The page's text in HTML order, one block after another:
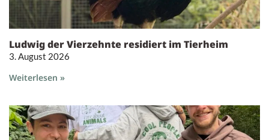
Ludwig der Vierzehnte residiert im Tierheim
3. August 2026
Weiterlesen »